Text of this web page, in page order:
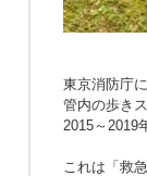
東京消防庁に
管内の歩き
2015～2019
これは「救